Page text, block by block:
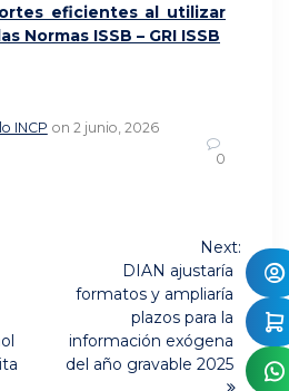
eficientes al utilizar
Normas ISSB – GRI ISSB
INCP on 2 junio, 2026
0
Next:
post:
DIAN ajustaría
formatos y ampliaría
plazos para la
información exógena
del año gravable 2025